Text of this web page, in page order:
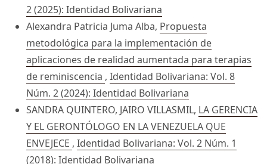
2 (2025): Identidad Bolivariana
Alexandra Patricia Juma Alba, Propuesta
metodológica para la implementación de
aplicaciones de realidad aumentada para terapias
de reminiscencia , Identidad Bolivariana: Vol. 8
Núm. 2 (2024): Identidad Bolivariana
SANDRA QUINTERO, JAIRO VILLASMIL, LA GERENCIA
Y EL GERONTÓLOGO EN LA VENEZUELA QUE
ENVEJECE , Identidad Bolivariana: Vol. 2 Núm. 1
(2018): Identidad Bolivariana